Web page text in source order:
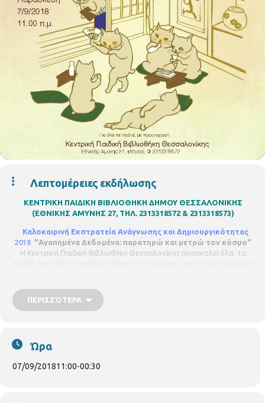
Λεπτομέρειες εκδήλωσης
ΚΕΝΤΡΙΚΗ ΠΑΙΔΙΚΗ ΒΙΒΛΙΟΘΗΚΗ ΔΗΜΟΥ ΘΕΣΣΑΛΟΝΙΚΗΣ
(ΕΘΝΙΚΗΣ ΑΜΥΝΗΣ 27, ΤΗΛ. 2313318572 & 2313318573)
Καλοκαιρινή Εκστρατεία Ανάγνωσης και Δημιουργικότητας
2018 "Αγαπημένα Δεδομένα: παρατηρώ και μετρώ τον κόσμο"
Η Κεντρική Παιδική Βιβλιοθήκη Θεσσαλονίκης προσκαλεί όλα τα
Παρασκευή 07 Σεπτεμβρίου, ώρα 11.00 – 12.30, το πρωί
ΓΙΟΡΤΗ ΛΗΞΗΣ Καταγράφουμε τους αποχαιρετισμούς και τα
Κεβρεκίδη
ΠΕΡΙΣΣΌΤΕΡΑ
Ώρα
07/09/201811:00-00:30